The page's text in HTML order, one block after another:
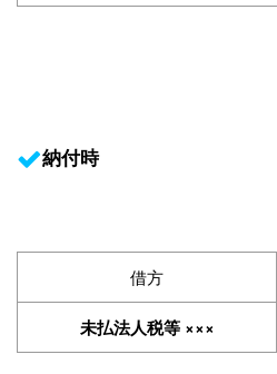
納付時
借方
未払法人税等 ×××